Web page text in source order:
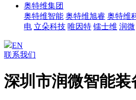
奥特维集团
奥特维智能 奥特维旭睿 奥特维
电 立朵科技 唯因特 镭士维 润微
EN
联系我们
深圳市润微智能装